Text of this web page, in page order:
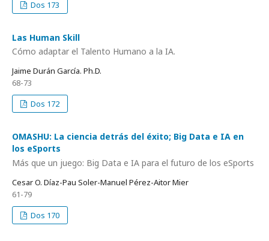
Dos 173
Las Human Skill
Cómo adaptar el Talento Humano a la IA.
Jaime Durán García. Ph.D.
68-73
Dos 172
OMASHU: La ciencia detrás del éxito; Big Data e IA en
los eSports
Más que un juego: Big Data e IA para el futuro de los eSports
Cesar O. Díaz-Pau Soler-Manuel Pérez-Aitor Mier
61-79
Dos 170